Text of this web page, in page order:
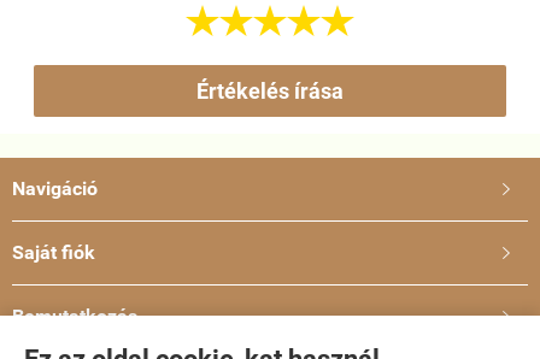

Értékelés írása
Navigáció 
Saját fiók 
Bemutatkozás 